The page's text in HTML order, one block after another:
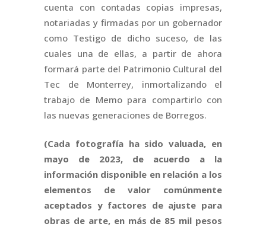
cuenta con contadas copias impresas,
notariadas y firmadas por un gobernador
como Testigo de dicho suceso, de las
cuales una de ellas, a partir de ahora
formará parte del Patrimonio Cultural del
Tec de Monterrey, inmortalizando el
trabajo de Memo para compartirlo con
las nuevas generaciones de Borregos.
(Cada fotografía ha sido valuada, en
mayo de 2023, de acuerdo a la
información disponible en relación a los
elementos de valor comúnmente
aceptados y factores de ajuste para
obras de arte, en más de 85 mil pesos